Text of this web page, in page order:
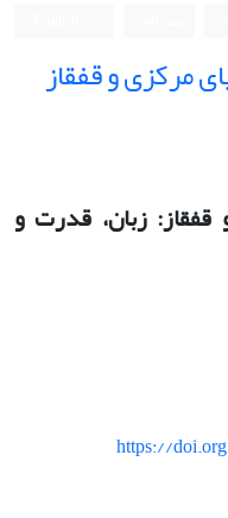
مرکزی و قفقاز
زبان، قدرت و
https://